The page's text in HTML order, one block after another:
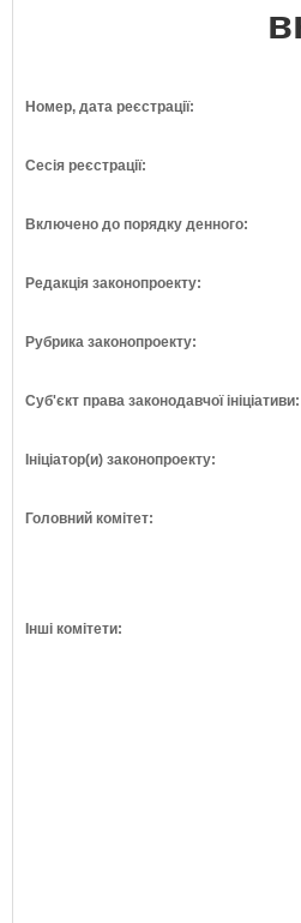
Номер, дата реєстрації:
Сесія реєстрації:
Включено до порядку денного:
Редакція законопроекту:
Рубрика законопроекту:
Суб'єкт права законодавчої ініціативи:
Ініціатор(и) законопроекту:
Головний комітет:
Інші комітети: